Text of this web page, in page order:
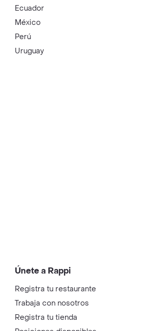
Ecuador
México
Perú
Uruguay
Únete a Rappi
Registra tu restaurante
Trabaja con nosotros
Registra tu tienda